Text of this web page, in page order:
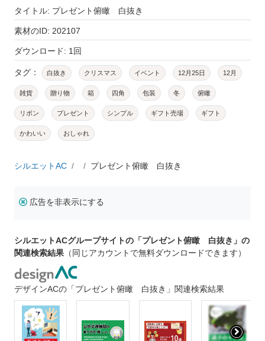
タイトル: プレゼント俯瞰 白抜き
素材のID: 202107
ダウンロード: 1回
タグ： 白抜き クリスマス イベント 12月25日 12月
雑貨 贈り物 箱 四角 包装 冬 俯瞰
リボン プレゼント シンプル ギフト売場 ギフト
かわいい おしゃれ
シルエットAC プレゼント俯瞰 白抜き
広告を非表示にする
シルエットACグループサイトの「プレゼント俯瞰 白抜き」の
関連検索結果 （同じアカウントで無料ダウンロードできます）
デザインACの「プレゼント俯瞰 白抜き」関連検索結果